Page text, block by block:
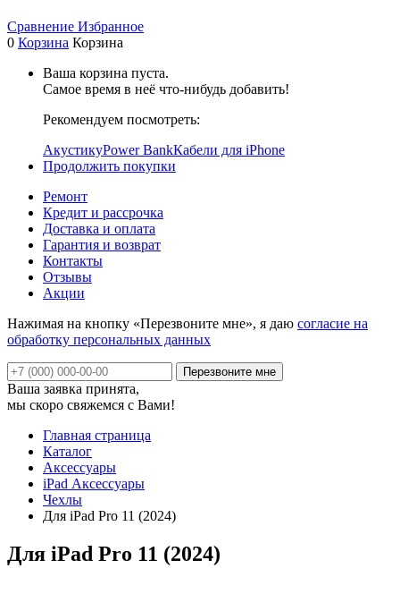
Сравнение Избранное
0 Корзина Корзина
Ваша корзина пуста.
Самое время в неё что-нибудь добавить!
Рекомендуем посмотреть:
АкустикуPower BankКабели для iPhone
Продолжить покупки
Ремонт
Кредит и рассрочка
Доставка и оплата
Гарантия и возврат
Контакты
Отзывы
Акции
Нажимая на кнопку «Перезвоните мне», я даю согласие на
обработку персональных данных
Ваша заявка принята,
мы скоро свяжемся с Вами!
Главная страница
Каталог
Аксессуары
iPad Аксессуары
Чехлы
Для iPad Pro 11 (2024)
Для iPad Pro 11 (2024)